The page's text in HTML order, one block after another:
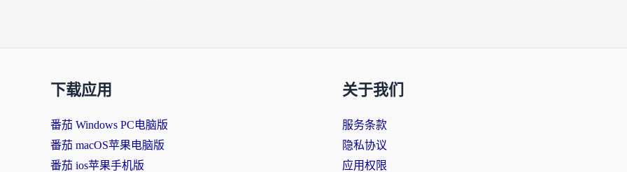
下载应用
番茄 Windows PC电脑版
番茄 macOS苹果电脑版
番茄 ios苹果手机版
关于我们
服务条款
隐私协议
应用权限